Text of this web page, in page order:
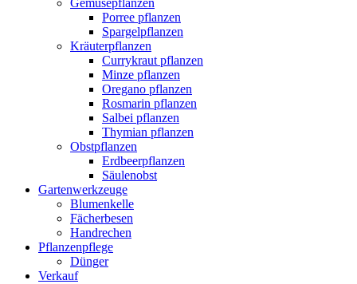
Gemüsepflanzen
Porree pflanzen
Spargelpflanzen
Kräuterpflanzen
Currykraut pflanzen
Minze pflanzen
Oregano pflanzen
Rosmarin pflanzen
Salbei pflanzen
Thymian pflanzen
Obstpflanzen
Erdbeerpflanzen
Säulenobst
Gartenwerkzeuge
Blumenkelle
Fächerbesen
Handrechen
Pflanzenpflege
Dünger
Verkauf